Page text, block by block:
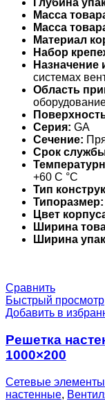
Глубина
Масса
Масса
Материал
Набор
Назначение
системах
Область
Серия: GA
Сечение:
Срок
+60 С °С
Тип
Типоразмер:
Цвет
Ширина
Ширина
Сравнить
Быстрый просмотр
Добавить в
Решетка
1000×200
Сетевые элементы
настенные,